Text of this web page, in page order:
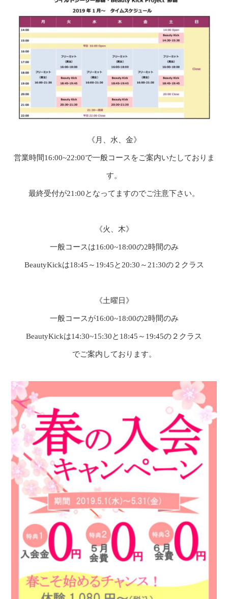
《月、水、金》
営業時間16:00~22:00で一般コースをご案内いたしておりま
す。
最終受付が21:00となってますのでご注意下さい。
《火、木》
一般コースは16:00~18:00の2時間のみ
BeautyKickは18:45～19:45と20:30～21:30の２クラス
《土曜日》
一般コースが16:00~18:00の2時間のみ
BeautyKickは14:30~15:30と18:45～19:45の２クラス
でご案内しております。